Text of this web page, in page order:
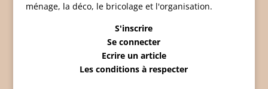
ménage, la déco, le bricolage et l'organisation.
S'inscrire
Se connecter
Ecrire un article
Les conditions à respecter